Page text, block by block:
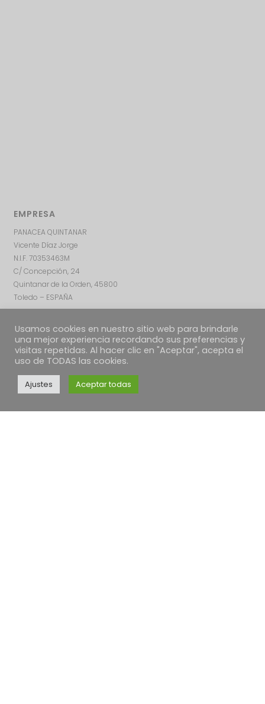
EMPRESA
PANACEA QUINTANAR
Vicente Díaz Jorge
N.I.F. 70353463M
C/ Concepción, 24
Quintanar de la Orden, 45800
Toledo – ESPAÑA
Usamos cookies en nuestro sitio web para brindarle
una mejor experiencia recordando sus preferencias y
visitas repetidas. Al hacer clic en "Aceptar", acepta el
uso de TODAS las cookies.
Ajustes Aceptar todas